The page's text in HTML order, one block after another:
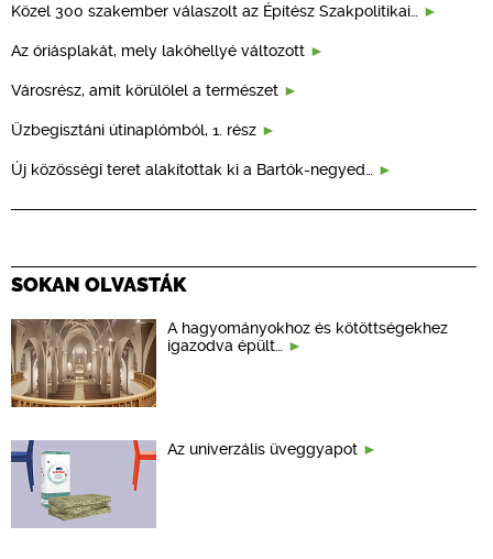
Közel 300 szakember válaszolt az Építész Szakpolitikai…
Az óriásplakát, mely lakóhellyé változott
Városrész, amit körülölel a természet
Üzbegisztáni útinaplómból, 1. rész
Új közösségi teret alakítottak ki a Bartók-negyed…
SOKAN OLVASTÁK
A hagyományokhoz és kötöttségekhez
igazodva épült…
Az univerzális üveggyapot